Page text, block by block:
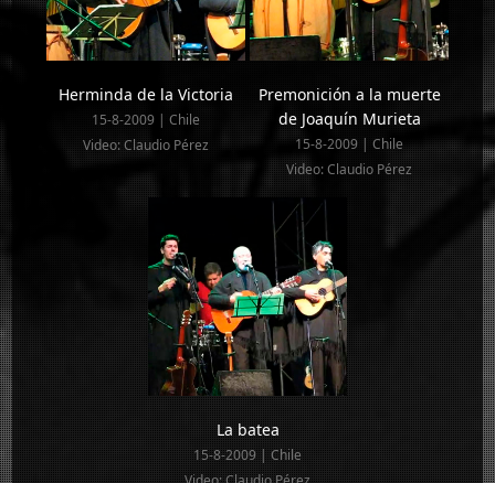
Herminda de la Victoria
15-8-2009 | Chile
Video: Claudio Pérez
Premonición a la muerte
de Joaquín Murieta
15-8-2009 | Chile
Video: Claudio Pérez
La batea
15-8-2009 | Chile